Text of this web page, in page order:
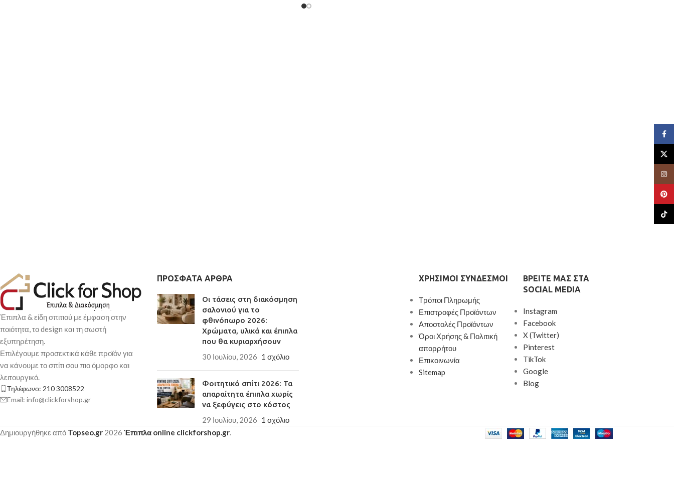
Έπιπλα & είδη σπιτιού με έμφαση στην
ποιότητα, το design και τη σωστή
εξυπηρέτηση.
Επιλέγουμε προσεκτικά κάθε προϊόν για
να κάνουμε το σπίτι σου πιο όμορφο και
λειτουργικό.
Τηλέφωνο: 210 3008522
Email: info@clickforshop.gr
ΠΡΌΣΦΑΤΑ ΆΡΘΡΑ
Οι τάσεις στη διακόσμηση
σαλονιού για το
φθινόπωρο 2026:
Χρώματα, υλικά και έπιπλα
που θα κυριαρχήσουν
30 Ιουλίου, 2026 1 σχόλιο
Φοιτητικό σπίτι 2026: Τα
απαραίτητα έπιπλα χωρίς
να ξεφύγεις στο κόστος
29 Ιουλίου, 2026 1 σχόλιο
ΧΡΉΣΙΜΟΙ ΣΎΝΔΕΣΜΟΙ
Τρόποι Πληρωμής
Επιστροφές Προϊόντων
Αποστολές Προϊόντων
Όροι Χρήσης & Πολιτική
απορρήτου
Επικοινωνία
Sitemap
ΒΡΕΊΤΕ ΜΑΣ ΣΤΑ
SOCIAL MEDIA
Instagram
Facebook
X (Twitter)
Pinterest
TikTok
Google
Blog
Δημιουργήθηκε από Topseo.gr 2026 Έπιπλα online clickforshop.gr.